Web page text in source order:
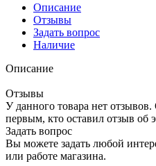
Описание
Отзывы
Задать вопрос
Наличие
Описание
Отзывы
У данного товара нет отзывов.
первым, кто оставил отзыв об
Задать вопрос
Вы можете задать любой
или работе магазина.